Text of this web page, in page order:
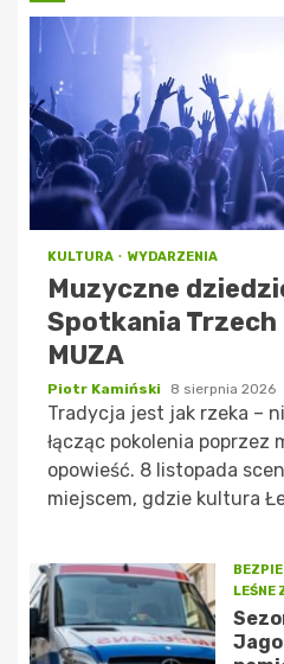
KULTURA WYDARZENIA
Muzyczne
Spotkania Trzech
MUZA
Piotr Kamiński 8 sierpnia 2026
Tradycja jest jak rzeka –
łącząc pokolenia poprzez
opowieść. 8 listopada
miejscem, gdzie kultura
LEŚNE